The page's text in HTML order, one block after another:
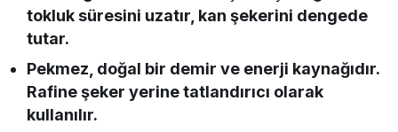
tokluk süresini uzatır, kan şekerini dengede
tutar.
Pekmez, doğal bir demir ve enerji kaynağıdır.
Rafine şeker yerine tatlandırıcı olarak
kullanılır.